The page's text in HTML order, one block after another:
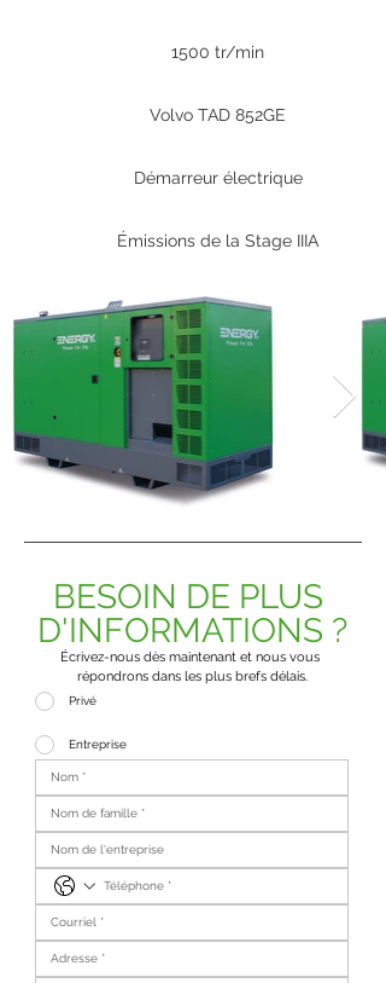
1500 tr/min
Volvo TAD 852GE
Démarreur électrique
Émissions de la Stage IIIA
BESOIN DE PLUS
D'INFORMATIONS ?
Écrivez-nous dès maintenant et nous vous
répondrons dans les plus brefs délais.
Privé
Entreprise